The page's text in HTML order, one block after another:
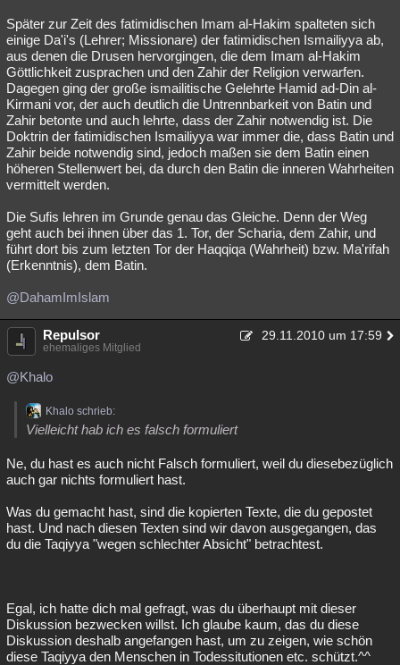
Später zur Zeit des fatimidischen Imam al-Hakim spalteten sich
einige Da'i's (Lehrer; Missionare) der fatimidischen Ismailiyya ab,
aus denen die Drusen hervorgingen, die dem Imam al-Hakim
Göttlichkeit zusprachen und den Zahir der Religion verwarfen.
Dagegen ging der große ismailitische Gelehrte Hamid ad-Din al-
Kirmani vor, der auch deutlich die Untrennbarkeit von Batin und
Zahir betonte und auch lehrte, dass der Zahir notwendig ist. Die
Doktrin der fatimidischen Ismailiyya war immer die, dass Batin und
Zahir beide notwendig sind, jedoch maßen sie dem Batin einen
höheren Stellenwert bei, da durch den Batin die inneren Wahrheiten
vermittelt werden.
Die Sufis lehren im Grunde genau das Gleiche. Denn der Weg
geht auch bei ihnen über das 1. Tor, der Scharia, dem Zahir, und
führt dort bis zum letzten Tor der Haqqiqa (Wahrheit) bzw. Ma'rifah
(Erkenntnis), dem Batin.
@DahamImIslam
Repulsor 29.11.2010 um 17:59
ehemaliges Mitglied
@Khalo
Khalo schrieb:
Vielleicht hab ich es falsch formuliert
Ne, du hast es auch nicht Falsch formuliert, weil du diesebezüglich
auch gar nichts formuliert hast.
Was du gemacht hast, sind die kopierten Texte, die du gepostet
hast. Und nach diesen Texten sind wir davon ausgegangen, das
du die Taqiyya "wegen schlechter Absicht" betrachtest.
Egal, ich hatte dich mal gefragt, was du überhaupt mit dieser
Diskussion bezwecken willst. Ich glaube kaum, das du diese
Diskussion deshalb angefangen hast, um zu zeigen, wie schön
diese Taqiyya den Menschen in Todessitutionen etc. schützt.^^